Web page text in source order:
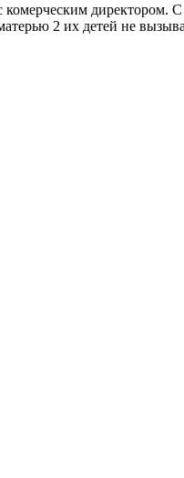
комерческим
2 их детей не